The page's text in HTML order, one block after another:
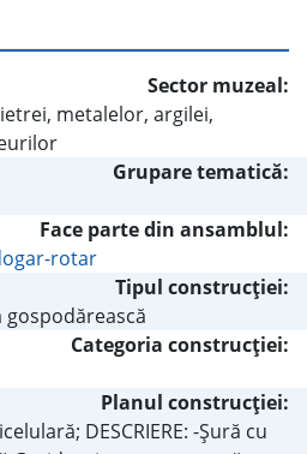
Sector muzeal:
metalelor, argilei,
Grupare tematică:
Face parte din ansamblul:
rotar
Tipul construcţiei:
gospodărească
Categoria construcţiei:
Planul construcţiei:
DESCRIERE: -Şură cu